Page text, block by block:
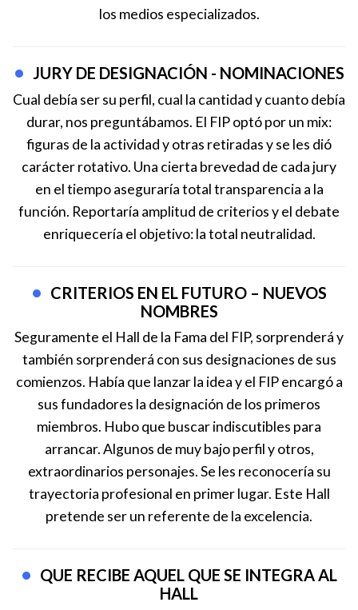
los medios especializados.
JURY DE DESIGNACIÓN - NOMINACIONES
Cual debía ser su perfil, cual la cantidad y cuanto debía
durar, nos preguntábamos. El FIP optó por un mix:
figuras de la actividad y otras retiradas y se les dió
carácter rotativo. Una cierta brevedad de cada jury
en el tiempo aseguraría total transparencia a la
función. Reportaría amplitud de criterios y el debate
enriquecería el objetivo: la total neutralidad.
CRITERIOS EN EL FUTURO – NUEVOS
NOMBRES
Seguramente el Hall de la Fama del FIP, sorprenderá y
también sorprenderá con sus designaciones de sus
comienzos. Había que lanzar la idea y el FIP encargó a
sus fundadores la designación de los primeros
miembros. Hubo que buscar indiscutibles para
arrancar. Algunos de muy bajo perfil y otros,
extraordinarios personajes. Se les reconocería su
trayectoria profesional en primer lugar. Este Hall
pretende ser un referente de la excelencia.
QUE RECIBE AQUEL QUE SE INTEGRA AL
HALL